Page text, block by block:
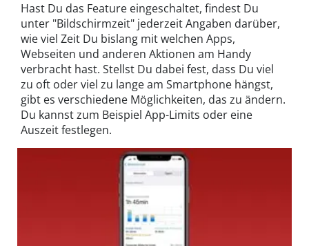
Hast Du das Feature eingeschaltet, findest Du
unter "Bildschirmzeit" jederzeit Angaben darüber,
wie viel Zeit Du bislang mit welchen Apps,
Webseiten und anderen Aktionen am Handy
verbracht hast. Stellst Du dabei fest, dass Du viel
zu oft oder viel zu lange am Smartphone hängst,
gibt es verschiedene Möglichkeiten, das zu ändern.
Du kannst zum Beispiel App-Limits oder eine
Auszeit festlegen.